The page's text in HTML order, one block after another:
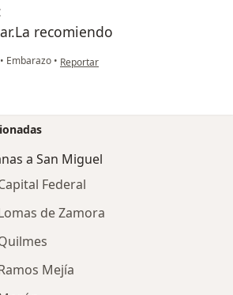
recomiendo
• Embarazo • en opinión del usuario Cuenta
Reportar
a San Miguel
Federal
de Zamora
Mejía